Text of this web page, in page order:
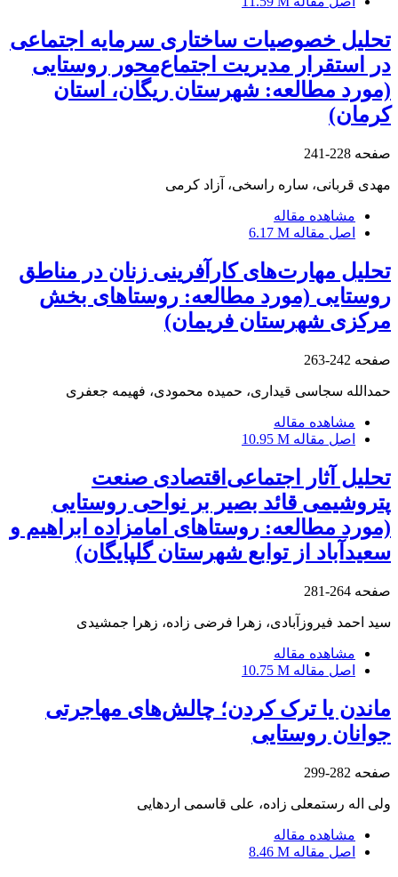
تحلیل خصوصیات ساختاری سرمایه اجتماعی
در استقرار مدیریت اجتماع‌محور روستایی
(مورد مطالعه: شهرستان ریگان، استان
کرمان)
صفحه 228-241
مهدی قربانی، ساره راسخی، آزاد کرمی
مشاهده مقاله
اصل مقاله 6.17 M
تحلیل مهارت‌های کارآفرینی زنان در مناطق
روستایی (مورد مطالعه: روستاهای بخش
مرکزی شهرستان فریمان)
صفحه 242-263
حمدالله سجاسی قیداری، حمیده محمودی، فهیمه جعفری
مشاهده مقاله
اصل مقاله 10.95 M
تحلیل آثار اجتماعی‌اقتصادی صنعت
پتروشیمی قائد بصیر بر نواحی روستایی
(مورد مطالعه: روستاهای امامزاده ابراهیم و
سعیدآباد از توابع شهرستان گلپایگان)
صفحه 264-281
سید احمد فیروزآبادی، زهرا فرضی زاده، زهرا جمشیدی
مشاهده مقاله
اصل مقاله 10.75 M
ماندن یا ترک ‌کردن؛ چالش‌های مهاجرتی
جوانان روستایی
صفحه 282-299
ولی اله رستمعلی زاده، علی قاسمی اردهایی
مشاهده مقاله
اصل مقاله 8.46 M